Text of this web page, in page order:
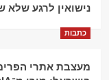
נישואין לרגע שלא
כתבות
מעצבת אתרי